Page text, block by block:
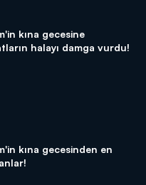
kına gecesine
halayı damga vurdu!
kına gecesinden en